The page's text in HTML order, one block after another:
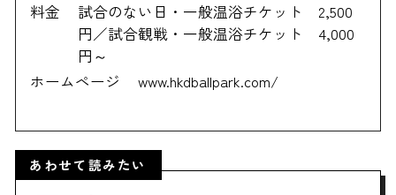
料金
試合のない日・一般温浴チケット 2,500
円／試合観戦・一般温浴チケット 4,000
円～
ホームページ
www.hkdballpark.com/
あわせて読みたい